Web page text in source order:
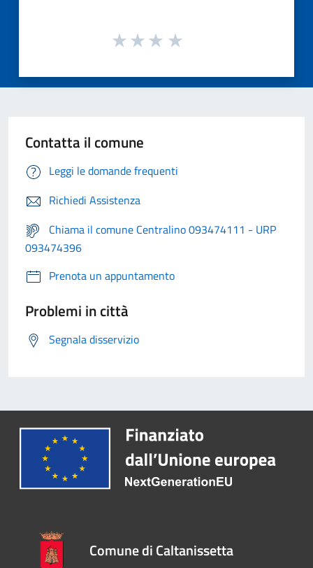
Contatta il comune
Leggi le domande frequenti
Richiedi Assistenza
Chiama il comune Centralino 093474111 - URP
093474396
Prenota un appuntamento
Problemi in città
Segnala disservizio
Comune di Caltanissetta